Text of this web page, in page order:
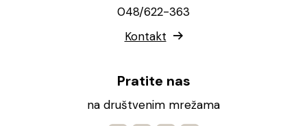
048/622-363
Kontakt
Pratite nas
na društvenim mrežama